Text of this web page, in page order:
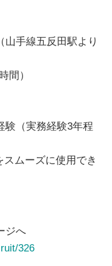
手線五反田駅より
間）
験（実務経験3年程
スムーズに使用でき
ジへ
326